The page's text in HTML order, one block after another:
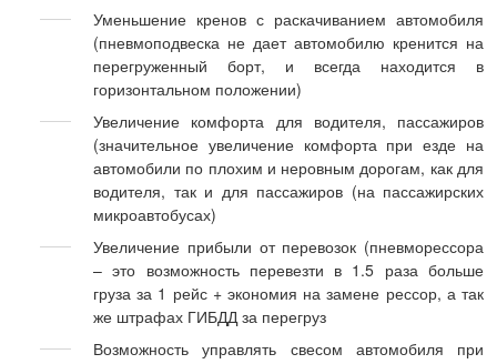
Уменьшение кренов с раскачиванием автомобиля
(пневмоподвеска не дает автомобилю кренится на
перегруженный борт, и всегда находится в
горизонтальном положении)
Увеличение комфорта для водителя, пассажиров
(значительное увеличение комфорта при езде на
автомобили по плохим и неровным дорогам, как для
водителя, так и для пассажиров (на пассажирских
микроавтобусах)
Увеличение прибыли от перевозок (пневморессора
– это возможность перевезти в 1.5 раза больше
груза за 1 рейс + экономия на замене рессор, а так
же штрафах ГИБДД за перегруз
Возможность управлять свесом автомобиля при